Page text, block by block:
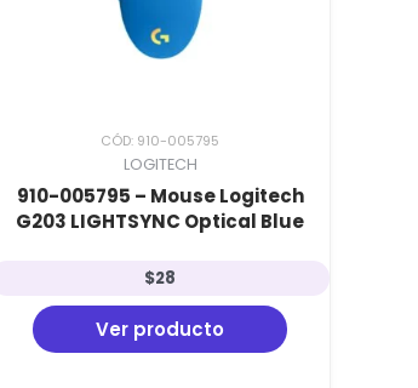
CÓD: 910-005795
LOGITECH
910-005795 – Mouse Logitech
G203 LIGHTSYNC Optical Blue
$28
Ver producto